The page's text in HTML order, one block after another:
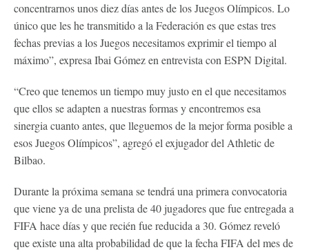
concentrarnos unos diez días antes de los Juegos Olímpicos. Lo
único que les he transmitido a la Federación es que estas tres
fechas previas a los Juegos necesitamos exprimir el tiempo al
máximo”, expresa Ibai Gómez en entrevista con ESPN Digital.
“Creo que tenemos un tiempo muy justo en el que necesitamos
que ellos se adapten a nuestras formas y encontremos esa
sinergia cuanto antes, que lleguemos de la mejor forma posible a
esos Juegos Olímpicos”, agregó el exjugador del Athletic de
Bilbao.
Durante la próxima semana se tendrá una primera convocatoria
que viene ya de una prelista de 40 jugadores que fue entregada a
FIFA hace días y que recién fue reducida a 30. Gómez reveló
que existe una alta probabilidad de que la fecha FIFA del mes de